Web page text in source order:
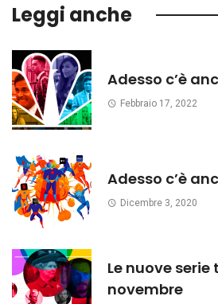
Leggi anche
Adesso c’è
Febbraio 17, 2022
Adesso c’è
Dicembre 3, 2020
Le nuove
novembre